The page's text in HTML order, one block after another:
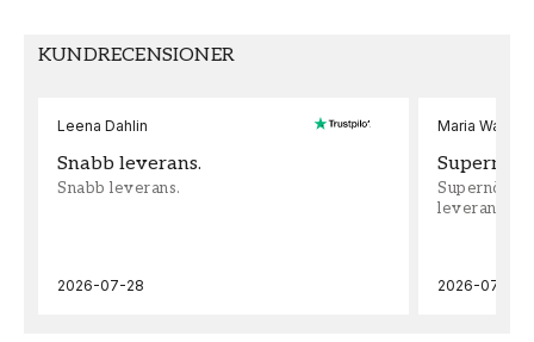
KUNDRECENSIONER
Leena Dahlin
Snabb leverans.
Snabb leverans.
2026-07-28
Maria
leveran,
2026-07-22